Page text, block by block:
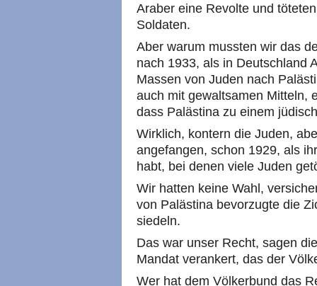
Araber eine Revolte und
Soldaten.
Aber warum mussten wir das
nach 1933, als in Deutschland
Massen von Juden nach
auch mit gewaltsamen Mitteln,
dass Palästina zu einem
Wirklich, kontern die Juden,
angefangen, schon 1929, als
habt, bei denen viele Juden
Wir hatten keine Wahl,
von Palästina bevorzugte die
siedeln.
Das war unser Recht, sagen
Mandat verankert, das der
Wer hat dem Völkerbund das